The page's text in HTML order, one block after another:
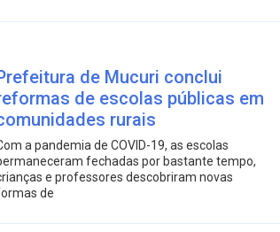
de Mucuri conclui
de escolas públicas em
rurais
a pandemia de COVID-19, as escolas
fechadas por bastante tempo,
e professores descobriram novas
de